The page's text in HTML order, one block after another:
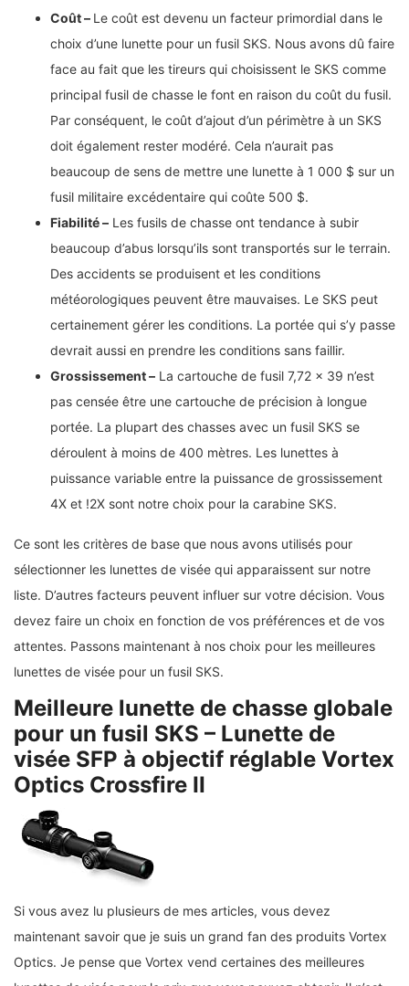
Coût – Le coût est devenu un facteur primordial dans le
choix d’une lunette pour un fusil SKS. Nous avons dû faire
face au fait que les tireurs qui choisissent le SKS comme
principal fusil de chasse le font en raison du coût du fusil.
Par conséquent, le coût d’ajout d’un périmètre à un SKS
doit également rester modéré. Cela n’aurait pas
beaucoup de sens de mettre une lunette à 1 000 $ sur un
fusil militaire excédentaire qui coûte 500 $.
Fiabilité – Les fusils de chasse ont tendance à subir
beaucoup d’abus lorsqu’ils sont transportés sur le terrain.
Des accidents se produisent et les conditions
météorologiques peuvent être mauvaises. Le SKS peut
certainement gérer les conditions. La portée qui s’y passe
devrait aussi en prendre les conditions sans faillir.
Grossissement – La cartouche de fusil 7,72 × 39 n’est
pas censée être une cartouche de précision à longue
portée. La plupart des chasses avec un fusil SKS se
déroulent à moins de 400 mètres. Les lunettes à
puissance variable entre la puissance de grossissement
4X et !2X sont notre choix pour la carabine SKS.
Ce sont les critères de base que nous avons utilisés pour
sélectionner les lunettes de visée qui apparaissent sur notre
liste. D’autres facteurs peuvent influer sur votre décision. Vous
devez faire un choix en fonction de vos préférences et de vos
attentes. Passons maintenant à nos choix pour les meilleures
lunettes de visée pour un fusil SKS.
Meilleure lunette de chasse globale
pour un fusil SKS – Lunette de
visée SFP à objectif réglable Vortex
Optics Crossfire II
Si vous avez lu plusieurs de mes articles, vous devez
maintenant savoir que je suis un grand fan des produits Vortex
Optics. Je pense que Vortex vend certaines des meilleures